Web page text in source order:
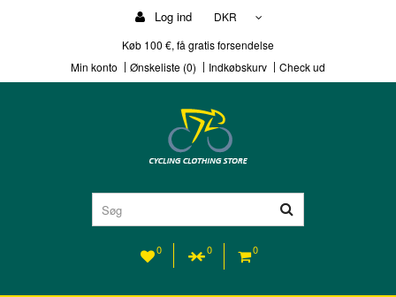
Log ind
DKR
Køb 100 €, få gratis forsendelse
Min konto
Ønskeliste (0) Indkøbskurv Check ud
0 0 0